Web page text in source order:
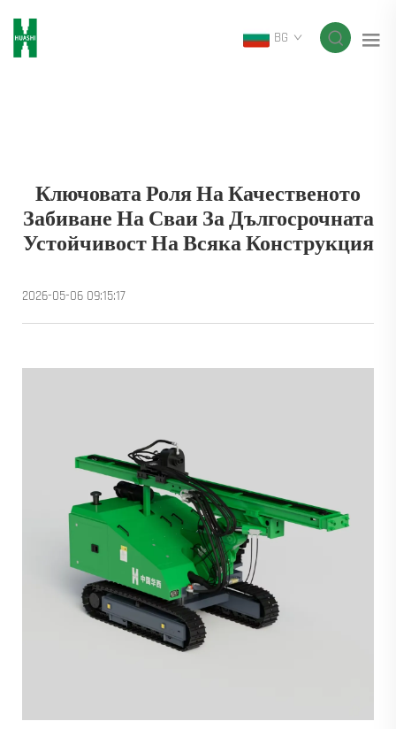
BG
Ключовата Роля На Качественото
Забиване На Сваи За Дългосрочната
Устойчивост На Всяка Конструкция
2026-05-06 09:15:17